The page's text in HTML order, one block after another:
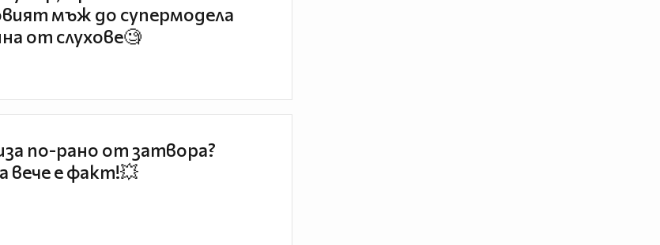
мъж до супермодела
от слухове🧐
по-рано от затвора?
вече е факт!💥